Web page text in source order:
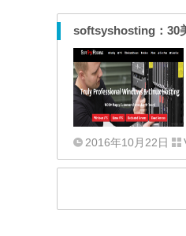
softsyshosting：30
2016年10月22日